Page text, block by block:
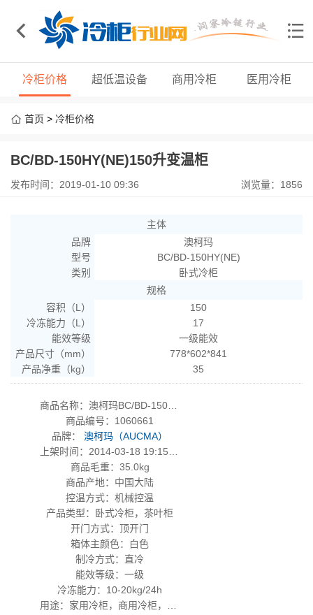
冷柜价格 超低温设备 商用冷柜 医用冷柜
首页 > 冷柜价格
BC/BD-150HY(NE)150升变温柜
发布时间：2019-01-10 09:36 浏览量：1856
主体
品牌
澳柯玛
型号
BC/BD-150HY(NE)
类别
卧式冷柜
规格
容积（L）
150
冷冻能力（L）
17
能效等级
一级能效
产品尺寸（mm）
778*602*841
产品净重（kg）
35
商品编号：1060661
品牌： 澳柯玛（AUCMA）
商品毛重：35.0kg
商品产地：中国大陆
控温方式：机械控温
产品类型：卧式冷柜，茶叶柜
开门方式：顶开门
箱体主颜色：白色
制冷方式：直冷
能效等级：一级
冷冻能力：10-20kg/24h